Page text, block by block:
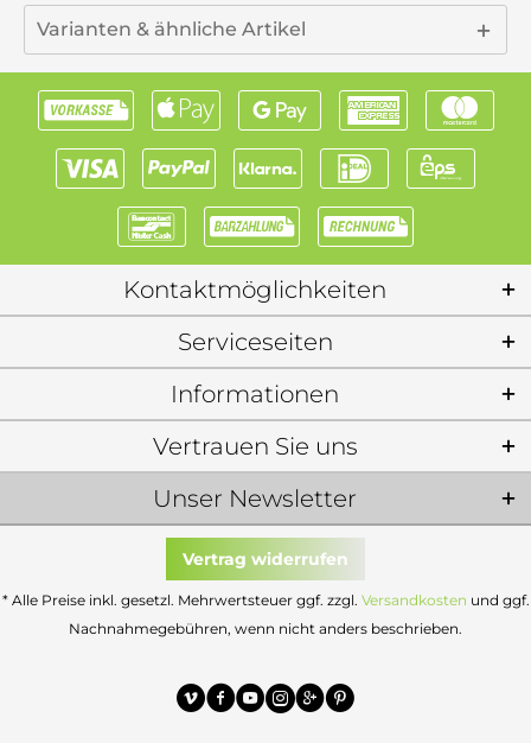
Varianten & ähnliche Artikel
Kontaktmöglichkeiten
Serviceseiten
Informationen
Unser Newsletter
Vertrauen Sie uns
Vertrag widerrufen
* Alle Preise inkl. gesetzl. Mehrwertsteuer ggf. zzgl. Versandkosten und ggf.
Nachnahmegebühren, wenn nicht anders beschrieben.